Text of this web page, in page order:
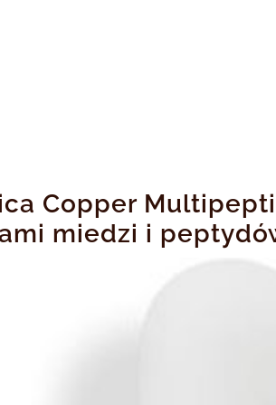
Copper
miedzi i